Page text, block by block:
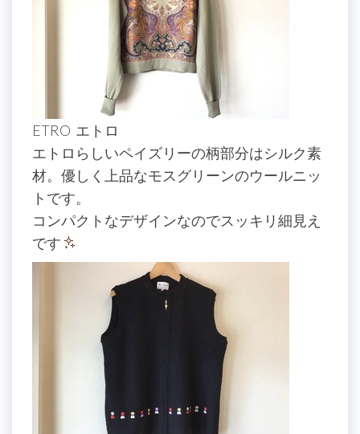
ETRO エトロ
エトロらしいペイズリーの柄部分はシルク素
材。優しく上品なモスグリーンのウールニッ
トです。
コンパクトなデザインなのでスッキリ細見え
です